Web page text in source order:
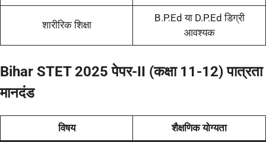
शारीरिक शिक्षा
B.P.Ed या D.P.Ed डिग्री
आवश्यक
Bihar STET 2025 पेपर-II (कक्षा 11-12) पात्रता
मानदंड
विषय शैक्षणिक योग्यता